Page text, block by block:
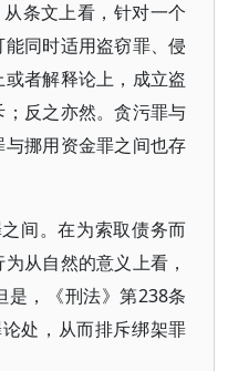
条文上看，针对一个
同时适用盗窃罪、侵
者解释论上，成立盗
反之亦然。贪污罪与
挪用资金罪之间也存
间。在为索取债务而
从自然的意义上看，
是，《刑法》第238条
处，从而排斥绑架罪